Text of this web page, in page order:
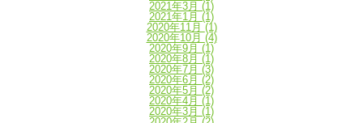
2021年3月 (1)
2021年1月 (1)
2020年11月 (1)
2020年10月 (4)
2020年9月 (1)
2020年8月 (1)
2020年7月 (3)
2020年6月 (2)
2020年5月 (2)
2020年4月 (1)
2020年3月 (1)